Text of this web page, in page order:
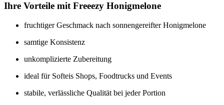
Ihre Vorteile mit Freeezy Honigmelone
fruchtiger Geschmack nach sonnengereifter Honigmelone
samtige Konsistenz
unkomplizierte Zubereitung
ideal für Softeis Shops, Foodtrucks und Events
stabile, verlässliche Qualität bei jeder Portion